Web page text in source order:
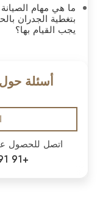
ما هي مهام الصيانة
بتغطية الجدران
يجب القيام بها؟
أسئلة
اتصل للحصول
+91 91 4585 0909